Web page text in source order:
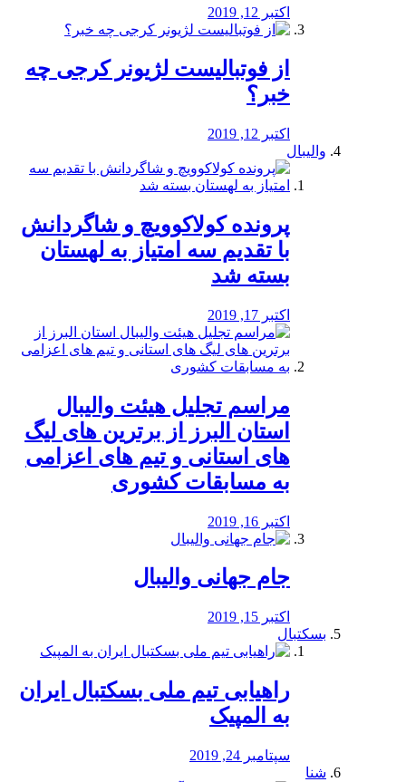
اکتبر 12, 2019
از فوتبالیست لژیونر کرجی چه
خبر؟
اکتبر 12, 2019
والیبال
پرونده کولاکوویچ و شاگردانش
با تقدیم سه امتیاز به لهستان
بسته شد
اکتبر 17, 2019
مراسم تجلیل هیئت والیبال
استان البرز از برترین های لیگ
های استانی و تیم های اعزامی
به مسابقات کشوری
اکتبر 16, 2019
جام جهانی والیبال
اکتبر 15, 2019
بسکتبال
راهیابی تیم ملی بسکتبال ایران
به المپیک
سپتامبر 24, 2019
شنا